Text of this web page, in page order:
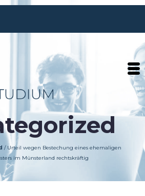
/ Urteil wegen Bestechung eines ehemaligen
im Münsterland rechtskräftig